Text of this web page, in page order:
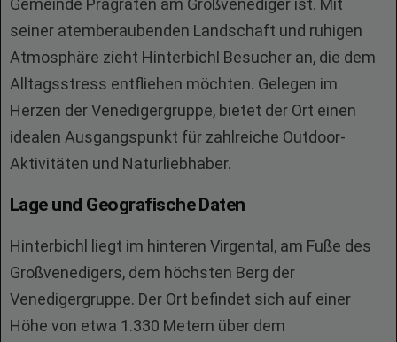
Gemeinde Prägraten am Großvenediger ist. Mit
seiner atemberaubenden Landschaft und ruhigen
Atmosphäre zieht Hinterbichl Besucher an, die dem
Alltagsstress entfliehen möchten. Gelegen im
Herzen der Venedigergruppe, bietet der Ort einen
idealen Ausgangspunkt für zahlreiche Outdoor-
Aktivitäten und Naturliebhaber.
Lage und Geografische Daten
Hinterbichl liegt im hinteren Virgental, am Fuße des
Großvenedigers, dem höchsten Berg der
Venedigergruppe. Der Ort befindet sich auf einer
Höhe von etwa 1.330 Metern über dem